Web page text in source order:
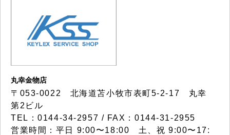
丸幸金物店
〒053-0022 北海道苫小牧市表町5-2-17 丸幸
第2ビル
TEL：0144-34-2957 / FAX：0144-31-2955
営業時間：平日 9:00〜18:00 土、祝 9:00〜17: